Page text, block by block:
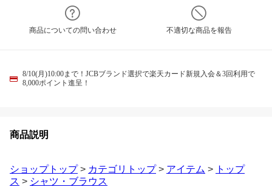
商品についての問い合わせ 不適切な商品を報告
8/10(月)10:00まで！JCBブランド選択で楽天カード新規入会＆3回利用で
8,000ポイント進呈！
商品説明
ショップトップ> カテゴリトップ> アイテム > トップ
ス > シャツ・ブラウス